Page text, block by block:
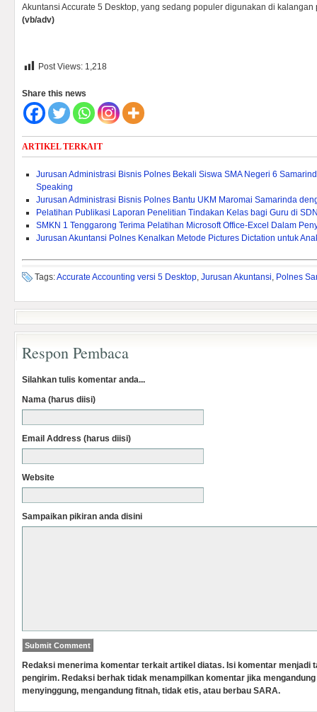
Akuntansi Accurate 5 Desktop, yang sedang populer digunakan di kalangan
(vb/adv)
Post Views: 1,218
Share this news
ARTIKEL TERKAIT
Jurusan Administrasi Bisnis Polnes Bekali Siswa SMA Negeri 6
Speaking
Jurusan Administrasi Bisnis Polnes Bantu UKM Maromai Samarinda
Pelatihan Publikasi Laporan Penelitian Tindakan Kelas bagi Guru di
SMKN 1 Tenggarong Terima Pelatihan Microsoft Office-Excel Dalam
Jurusan Akuntansi Polnes Kenalkan Metode Pictures Dictation untuk
Tags:Accurate Accounting versi 5 Desktop, Jurusan Akuntansi, Polnes
Respon Pembaca
Silahkan tulis komentar anda...
Nama (harus diisi)
Email Address (harus diisi)
Website
Sampaikan pikiran anda disini
Redaksi menerima komentar terkait artikel diatas. Isi komentar menjadi
pengirim. Redaksi berhak tidak menampilkan komentar jika
menyinggung, mengandung fitnah, tidak etis, atau berbau SARA.